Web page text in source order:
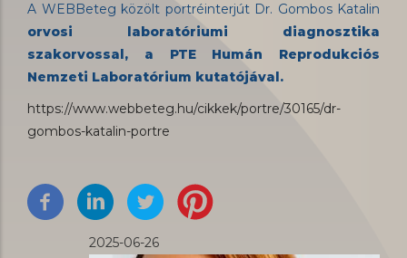
A WEBBeteg közölt portréinterjút Dr. Gombos Katalin
orvosi laboratóriumi diagnosztika
szakorvossal, a PTE Humán Reprodukciós
Nemzeti Laboratórium kutatójával.
https://www.webbeteg.hu/cikkek/portre/30165/dr-
gombos-katalin-portre
2025-06-26